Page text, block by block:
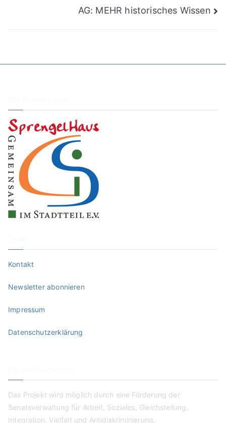
AG: MEHR historisches Wissen
Kontakt
Newsletter abonnieren
Impressum
Datenschutzerklärung
Das Projekt wird möglich durch eine Förderung der
Senatsverwaltung für Arbeit, Soziales, Gleichstellung,
Integration, Vielfalt und Antidiskriminierung.